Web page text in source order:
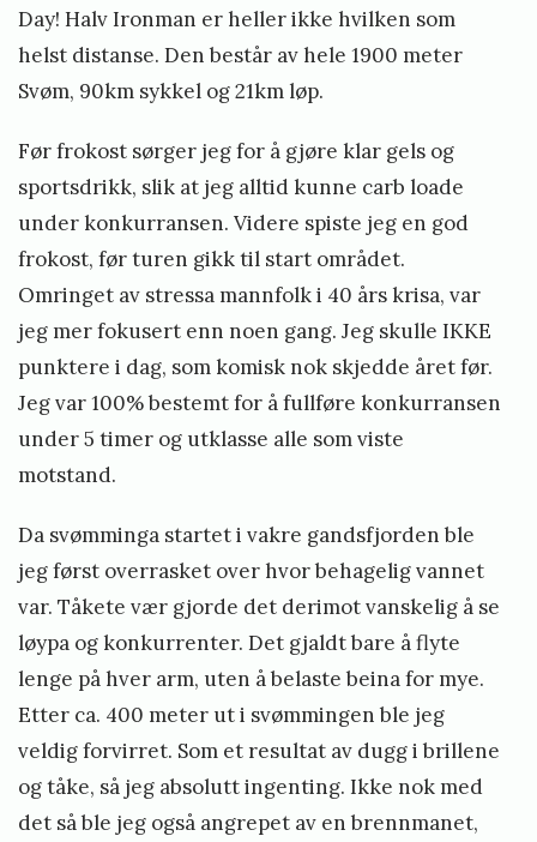
Day! Halv Ironman er heller ikke hvilken som
helst distanse. Den består av hele 1900 meter
Svøm, 90km sykkel og 21km løp.
Før frokost sørger jeg for å gjøre klar gels og
sportsdrikk, slik at jeg alltid kunne carb loade
under konkurransen. Videre spiste jeg en god
frokost, før turen gikk til start området.
Omringet av stressa mannfolk i 40 års krisa, var
jeg mer fokusert enn noen gang. Jeg skulle IKKE
punktere i dag, som komisk nok skjedde året før.
Jeg var 100% bestemt for å fullføre konkurransen
under 5 timer og utklasse alle som viste
motstand.
Da svømminga startet i vakre gandsfjorden ble
jeg først overrasket over hvor behagelig vannet
var. Tåkete vær gjorde det derimot vanskelig å se
løypa og konkurrenter. Det gjaldt bare å flyte
lenge på hver arm, uten å belaste beina for mye.
Etter ca. 400 meter ut i svømmingen ble jeg
veldig forvirret. Som et resultat av dugg i brillene
og tåke, så jeg absolutt ingenting. Ikke nok med
det så ble jeg også angrepet av en brennmanet,